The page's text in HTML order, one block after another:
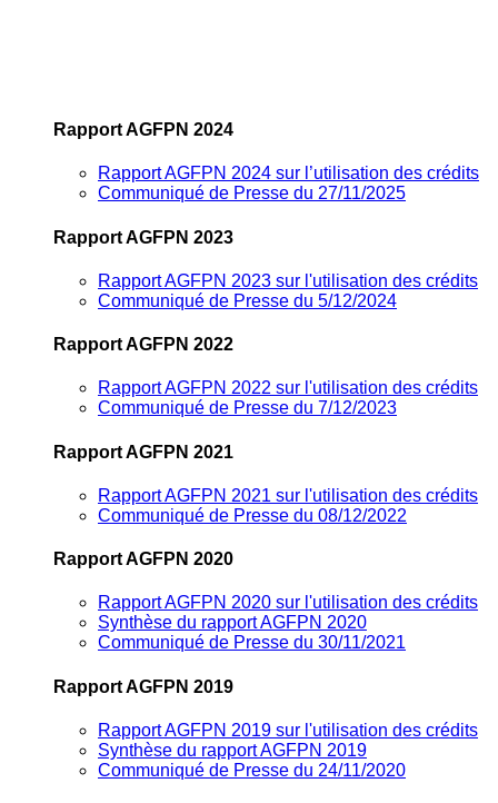
Rapport AGFPN 2024
Rapport AGFPN 2024 sur l’utilisation des crédits
Communiqué de Presse du 27/11/2025
Rapport AGFPN 2023
Rapport AGFPN 2023 sur l'utilisation des crédits
Communiqué de Presse du 5/12/2024
Rapport AGFPN 2022
Rapport AGFPN 2022 sur l'utilisation des crédits
Communiqué de Presse du 7/12/2023
Rapport AGFPN 2021
Rapport AGFPN 2021 sur l'utilisation des crédits
Communiqué de Presse du 08/12/2022
Rapport AGFPN 2020
Rapport AGFPN 2020 sur l'utilisation des crédits
Synthèse du rapport AGFPN 2020
Communiqué de Presse du 30/11/2021
Rapport AGFPN 2019
Rapport AGFPN 2019 sur l'utilisation des crédits
Synthèse du rapport AGFPN 2019
Communiqué de Presse du 24/11/2020